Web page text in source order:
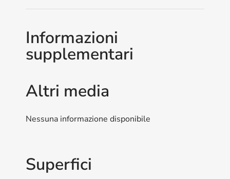
Informazioni
supplementari
Altri media
Nessuna informazione disponibile
Superfici